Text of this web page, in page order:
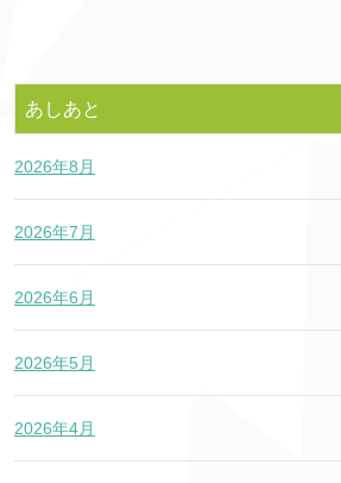
あしあと
2026年8月
2026年7月
2026年6月
2026年5月
2026年4月